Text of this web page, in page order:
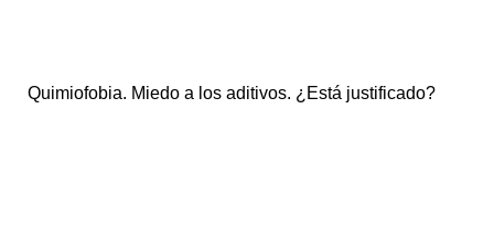
Quimiofobia. Miedo a los aditivos. ¿Está justificado?